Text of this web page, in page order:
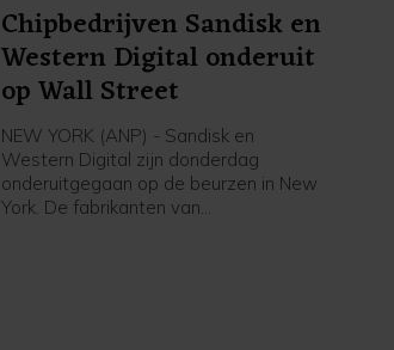
Chipbedrijven Sandisk en
Western Digital onderuit
op Wall Street
NEW YORK (ANP) - Sandisk en
Western Digital zijn donderdag
onderuitgegaan op de beurzen in New
York. De fabrikanten van